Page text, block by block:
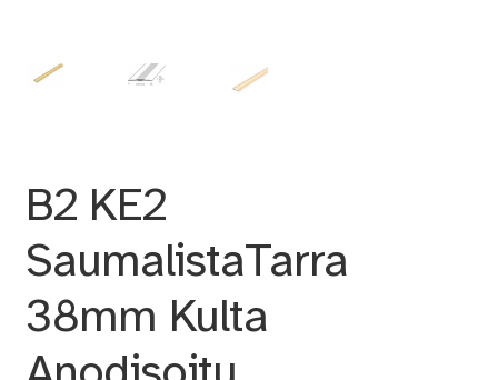
B2 KE2
SaumalistaTarra
38mm Kulta